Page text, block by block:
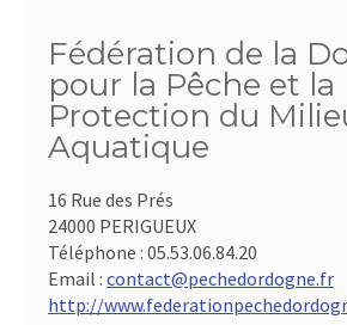
Fédération de la
pour la Pêche et la
Protection du
Aquatique
16 Rue des Prés
24000 PERIGUEUX
Téléphone : 05.53.06.84.20
Email : contact@pechedordogne.fr
http://